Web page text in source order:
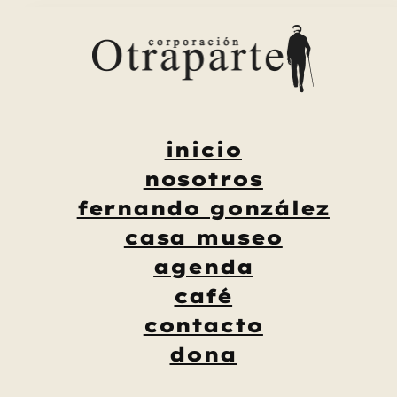
inicio
nosotros
fernando gonzález
casa museo
agenda
café
contacto
dona